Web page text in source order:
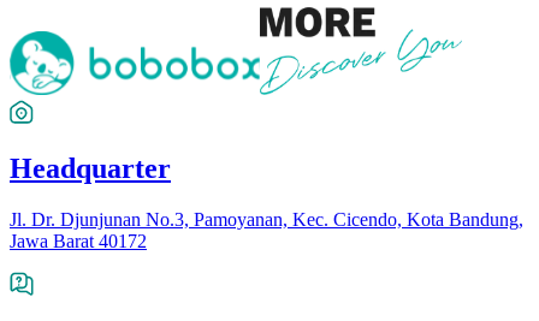
Headquarter
Jl. Dr. Djunjunan No.3, Pamoyanan, Kec. Cicendo, Kota Bandung,
Jawa Barat 40172